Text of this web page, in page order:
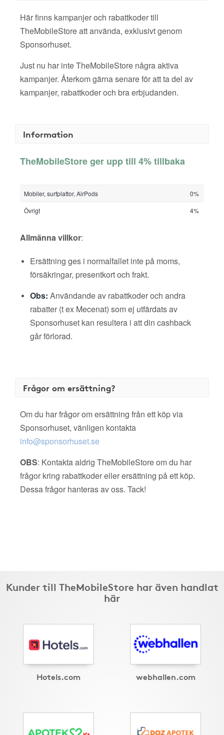
Här finns kampanjer och rabattkoder till
TheMobileStore att använda, exklusivt genom
Sponsorhuset.
Just nu har inte TheMobileStore några aktiva
kampanjer. Återkom gärna senare för att ta del av
kampanjer, rabattkoder och bra erbjudanden.
Information
TheMobileStore ger upp till 4% tillbaka
Mobiler, surfplattor, AirPods
0%
Övrigt
4%
Allmänna villkor:
Ersättning ges i normalfallet inte på moms,
försäkringar, presentkort och frakt.
Obs: Användande av rabattkoder och andra
rabatter (t ex Mecenat) som ej utfärdats av
Sponsorhuset kan resultera i att din cashback
går förlorad.
Frågor om ersättning?
Om du har frågor om ersättning från ett köp via
Sponsorhuset, vänligen kontakta
info@sponsorhuset.se
OBS: Kontakta aldrig TheMobileStore om du har
frågor kring rabattkoder eller ersättning på ett köp.
Dessa frågor hanteras av oss. Tack!
Kunder till TheMobileStore har även handlat
här
Hotels.com webhallen.com